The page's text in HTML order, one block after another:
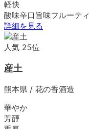
軽快
酸味辛口 旨味フルーティ
詳細を見る
人気 25位
産土
熊本県 / 花の香酒造
華やか
芳醇